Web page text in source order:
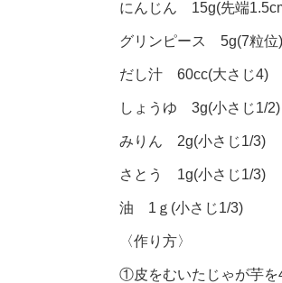
にんじん 15g(先端
グリンピース 5g(7粒位)
だし汁 60cc(大さじ4)
しょうゆ 3g(小さじ1/2)
みりん 2g(小さじ1/3)
さとう 1g(小さじ1/3)
油 1ｇ(小さじ1/3)
〈作り方〉
①皮をむいたじゃが芋を